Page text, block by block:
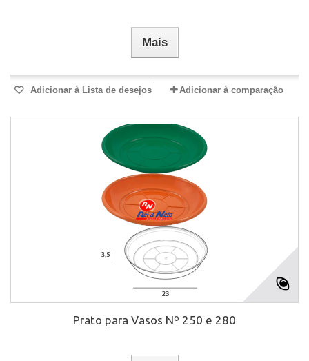
Mais
Adicionar à Lista de desejos Adicionar à comparação
Prato para Vasos Nº 250 e 280